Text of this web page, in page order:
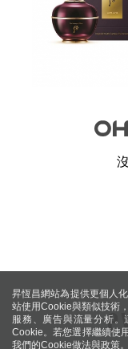
昇恆昌網站為提供更個人
站使用Cookie與類似技術
服務、廣告與流量分析
Cookie。若您選擇繼續使
我們的Cookie做法與政策。